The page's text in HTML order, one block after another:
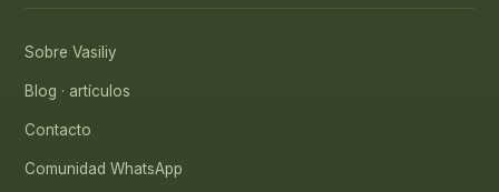
Sobre Vasiliy
Blog · artículos
Contacto
Comunidad WhatsApp